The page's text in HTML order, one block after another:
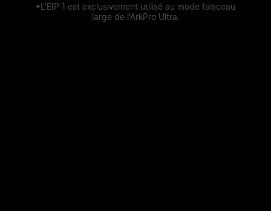
*L'EIP 1 est exclusivement utilisé au mode faisceau
large de l'ArkPro Ultra.